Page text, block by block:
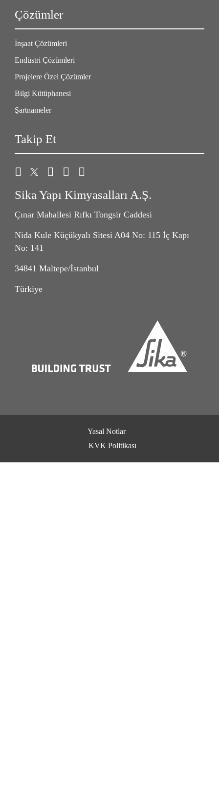
Çözümler
İnşaat Çözümleri
Endüstri Çözümleri
Projelere Özel Çözümler
Bilgi Kütüphanesi
Şartnameler
Takip Et
Sika Yapı Kimyasalları A.Ş.
Çınar Mahallesi Rıfkı Tongsir Caddesi
Nida Kule Küçükyalı Sitesi A04 No: 115 İç Kapı
No: 141
34841 Maltepe/İstanbul
Türkiye
Yasal Notlar
KVK Politikası